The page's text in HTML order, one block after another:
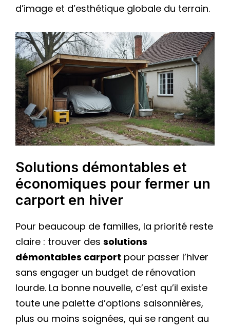
d’image et d’esthétique globale du terrain.
Solutions démontables et
économiques pour fermer un
carport en hiver
Pour beaucoup de familles, la priorité reste
claire : trouver des solutions
démontables carport pour passer l’hiver
sans engager un budget de rénovation
lourde. La bonne nouvelle, c’est qu’il existe
toute une palette d’options saisonnières,
plus ou moins soignées, qui se rangent au